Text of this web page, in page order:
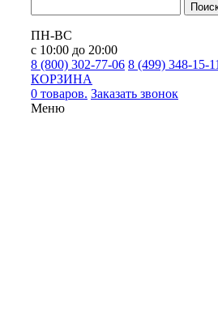
ПН-ВС
с 10:00 до 20:00
8 (800) 302-77-06 8 (499) 348-15-11
КОРЗИНА
0 товаров. Заказать звонок
Меню